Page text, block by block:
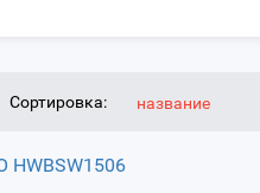
Сортировка: название
HWBSW1506